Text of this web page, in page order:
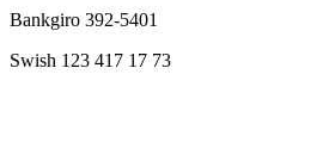
Bankgiro 392-5401
Swish 123 417 17 73